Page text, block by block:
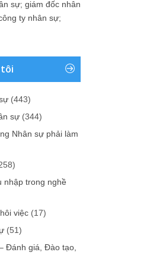
sự; giám đốc nhân
ty nhân sự;
tôi
(443)
sự (344)
Nhân sự phải làm
nhập trong nghề
việc (17)
(51)
Đánh giá, Đào tạo,